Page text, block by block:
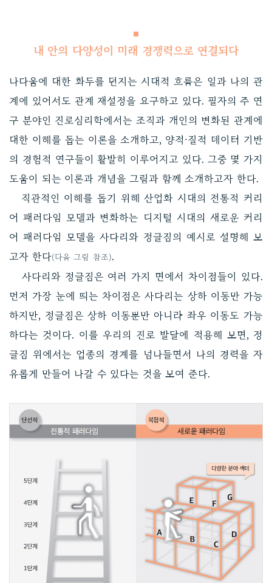
내 안의 다양성이 미래 경쟁력으로 연결되다
나다움에 대한 화두를 던지는 시대적 흐름은 일과 나의 관
계에 있어서도 관계 재설정을 요구하고 있다. 필자의 주 연
구 분야인 진로심리학에서는 조직과 개인의 변화된 관계에
대한 이해를 돕는 이론을 소개하고, 양적·질적 데이터 기반
의 경험적 연구들이 활발히 이루어지고 있다. 그중 몇 가지
도움이 되는 이론과 개념을 그림과 함께 소개하고자 한다.
직관적인 이해를 돕기 위해 산업화 시대의 전통적 커리
어 패러다임 모델과 변화하는 디지털 시대의 새로운 커리
어 패러다임 모델을 사다리와 정글짐의 예시로 설명해 보
고자 한다(다음 그림 참조)
사다리와 정글짐은 여러 가지 면에서 차이점들이 있다.
먼저 가장 눈에 띄는 차이점은 사다리는 상하 이동만 가능
하지만, 정글짐은 상하 이동뿐만 아니라 좌우 이동도 가능
하다는 것이다. 이를 우리의 진로 발달에 적용해 보면, 정
글짐 위에서는 업종의 경계를 넘나들면서 나의 경력을 자
유롭게 만들어 나갈 수 있다는 것을 보여 준다.